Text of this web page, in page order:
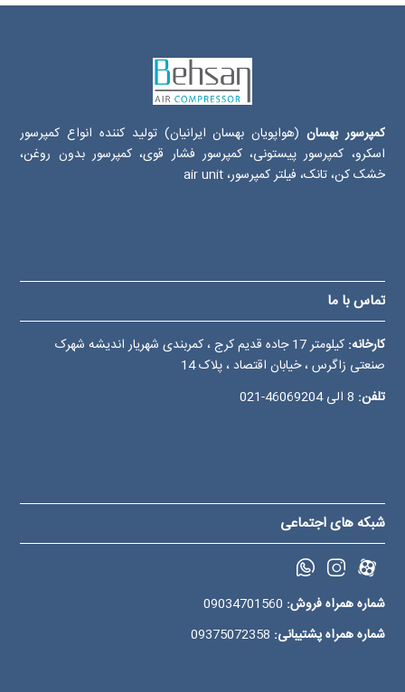
کمپرسور بهسان (هواپویان بهسان ایرانیان) تولید کننده انواع کمپرسور
اسکرو، کمپرسور پیستونی، کمپرسور فشار قوی، کمپرسور بدون روغن،
خشک کن، تانک، فیلتر کمپرسور، air unit
تماس با ما
کارخانه:
کیلومتر 17 جاده قدیم کرج ، کمربندی شهریار اندیشه شهرک
صنعتی زاگرس ، خیابان اقتصاد ، پلاک 14
تلفن:
46069204-021
شبکه های اجتماعی
شماره همراه فروش:
شماره همراه پشتیبانی: